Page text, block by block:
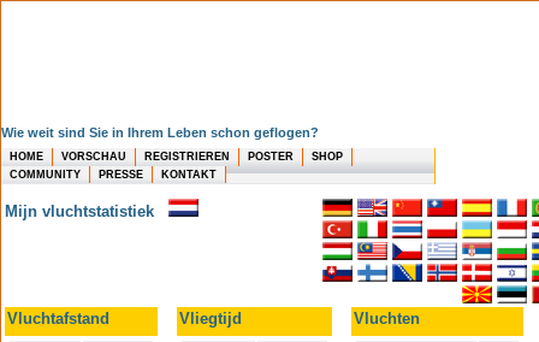
Wie weit sind Sie in Ihrem Leben schon geflogen?
HOME VORSCHAU REGISTRIEREN POSTER
SHOP
COMMUNITY
PRESSE KONTAKT
Mijn vluchtstatistiek
Vluchtafstand Vliegtijd
Vluchten